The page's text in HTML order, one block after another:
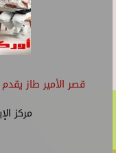
قصر الأمير طاز
مركز